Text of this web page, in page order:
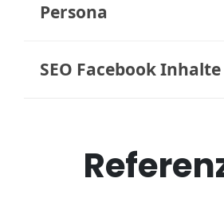
Persona
SEO Facebook Inhalte